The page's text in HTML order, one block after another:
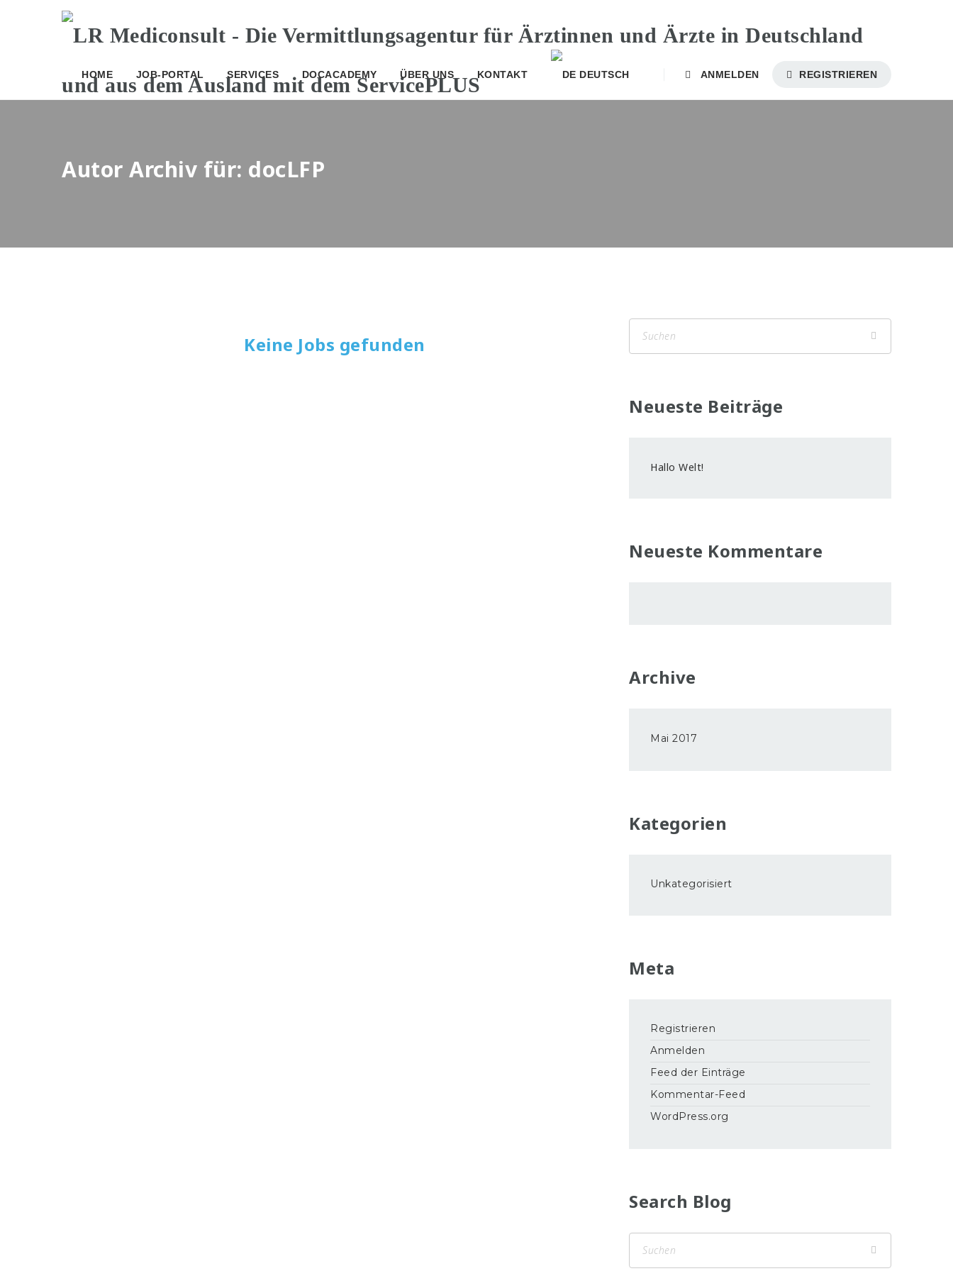
HOME JOB-PORTAL SERVICES DOCACADEMY ÜBER UNS KONTAKT DEUTSCH ANMELDEN REGISTRIEREN
Autor Archiv für: docLFP
Keine Jobs gefunden
Neueste Beiträge
Hallo Welt!
Neueste Kommentare
Archive
Mai 2017
Kategorien
Unkategorisiert
Meta
Registrieren
Anmelden
Feed der Einträge
Kommentar-Feed
WordPress.org
Search Blog